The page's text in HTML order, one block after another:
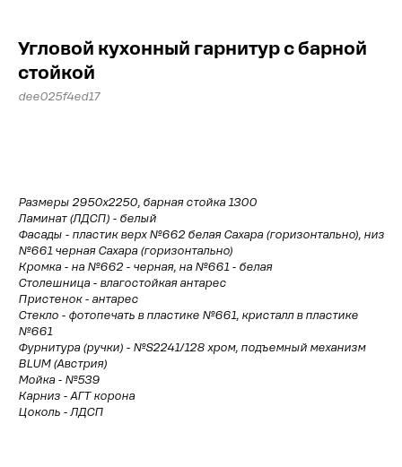
Угловой кухонный гарнитур с барной
стойкой
dee025f4ed17
Размеры 2950х2250, барная стойка 1300
Ламинат (ЛДСП) - белый
Фасады - пластик верх №662 белая Сахара (горизонтально), низ
№661 черная Сахара (горизонтально)
Кромка - на №662 - черная, на №661 - белая
Столешница - влагостойкая антарес
Пристенок - антарес
Стекло - фотопечать в пластике №661, кристалл в пластике
№661
Фурнитура (ручки) - №S2241/128 хром, подъемный механизм
BLUM (Австрия)
Мойка - №539
Карниз - АГТ корона
Цоколь - ЛДСП